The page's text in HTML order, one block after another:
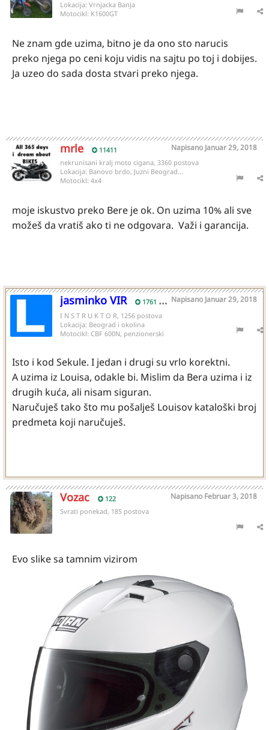
Lokacija: Vrnjacka Banja
Motocikl: K1600GT
Ne znam gde uzima, bitno je da ono sto narucis
preko njega po ceni koju vidis na sajtu po toj i dobijes.
Ja uzeo do sada dosta stvari preko njega.
mrle 11411 Napisano Januar 29, 2018
nekrunisani kralj moto cigana, 3360 postova
Lokacija: Banovo brdo, Juzni Beograd...
Motocikl: 4x4
moje iskustvo preko Bere je ok. On uzima 10% ali sve
možeš da vratiš ako ti ne odgovara. Važi i garancija.
jasminko VIR 1761 Napisano Januar 29, 2018
I N S T R U K T O R, 1256 postova
Lokacija: Beograd i okolina
Motocikl: CBF 600N, penzionerski
Isto i kod Sekule. I jedan i drugi su vrlo korektni.
A uzima iz Louisa, odakle bi. Mislim da Bera uzima i iz
drugih kuća, ali nisam siguran.
Naručuješ tako što mu pošalješ Louisov kataloški broj
predmeta koji naručuješ.
Vozac 122 Napisano Februar 3, 2018
Svrati ponekad, 185 postova
Evo slike sa tamnim vizirom